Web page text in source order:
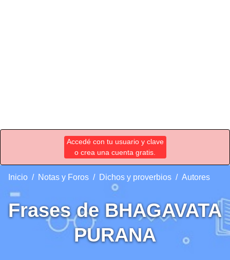
Accedé con tu usuario y clave
o crea una cuenta gratis.
Inicio Notas y Foros Dichos y proverbios Autores
Frases de BHAGAVATA
PURANA